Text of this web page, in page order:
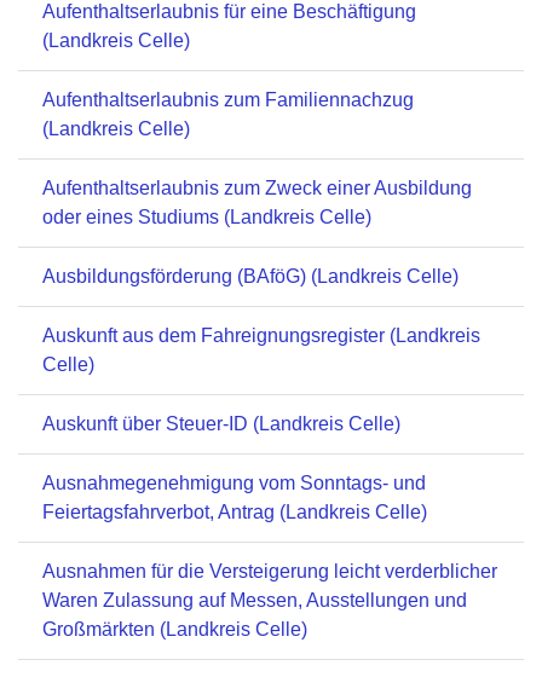
Aufenthaltserlaubnis für eine Beschäftigung
(Landkreis Celle)
Aufenthaltserlaubnis zum Familiennachzug
(Landkreis Celle)
Aufenthaltserlaubnis zum Zweck einer Ausbildung
oder eines Studiums (Landkreis Celle)
Ausbildungsförderung (BAföG) (Landkreis Celle)
Auskunft aus dem Fahreignungsregister (Landkreis
Celle)
Auskunft über Steuer-ID (Landkreis Celle)
Ausnahmegenehmigung vom Sonntags- und
Feiertagsfahrverbot, Antrag (Landkreis Celle)
Ausnahmen für die Versteigerung leicht verderblicher
Waren Zulassung auf Messen, Ausstellungen und
Großmärkten (Landkreis Celle)